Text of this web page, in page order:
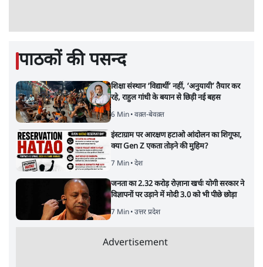
पाठकों की पसन्द
शिक्षा संस्थान ‘विद्यार्थी’ नहीं, ‘अनुयायी’ तैयार कर
रहे, राहुल गांधी के बयान से छिड़ी नई बहस
6 Min• वक़्त-बेवक़्त
इंस्टाग्राम पर आरक्षण हटाओ आंदोलन का शिगूफा,
क्या Gen Z एकता तोड़ने की मुहिम?
7 Min• देश
जनता का 2.32 करोड़ रोज़ाना खर्चः योगी सरकार ने
विज्ञापनों पर उड़ाने में मोदी 3.0 को भी पीछे छोड़ा
7 Min• उत्तर प्रदेश
Advertisement